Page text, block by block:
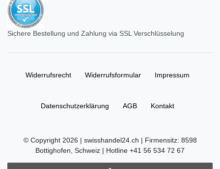
Sichere Bestellung und Zahlung via SSL Verschlüsselung
Widerrufs­recht Widerrufs­formular Impressum
Daten­schutz­erklärung AGB Kontakt
© Copyright 2026 | swisshandel24.ch | Firmensitz: 8598
Bottighofen, Schweiz | Hotline +41 56 534 72 67